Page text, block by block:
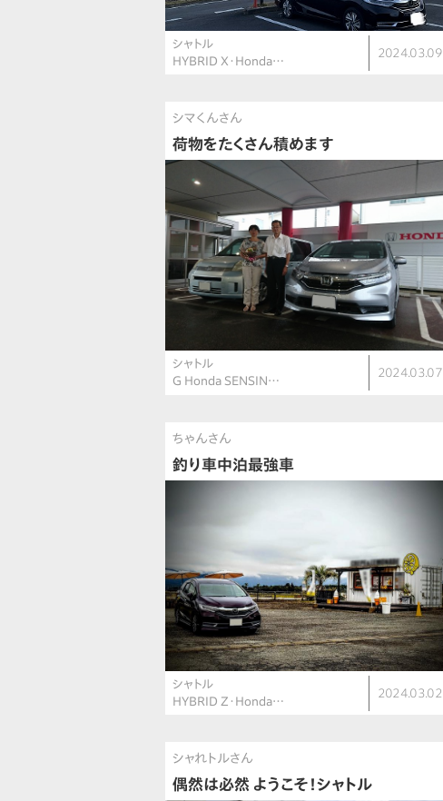
シャトル
HYBRID X・Honda…
2024.03.09
シマくんさん
荷物をたくさん積めます
シャトル
G Honda SENSIN…
2024.03.07
ちゃんさん
釣り車中泊最強車
シャトル
HYBRID Z・Honda…
2024.03.02
シャれトルさん
偶然は必然 ようこそ！シャトル